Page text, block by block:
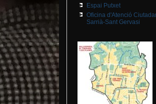
Espai Putxet
Oficina d'Atenció
Sarrià-Sant Gervasi